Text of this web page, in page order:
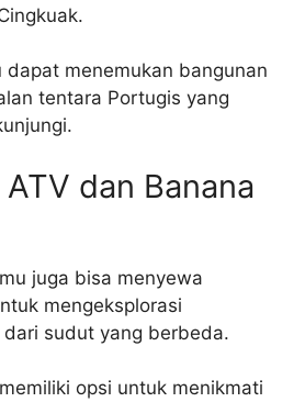
dapat menemukan bangunan
tentara Portugis yang
dan Banana
juga bisa menyewa
mengeksplorasi
sudut yang berbeda.
opsi untuk menikmati